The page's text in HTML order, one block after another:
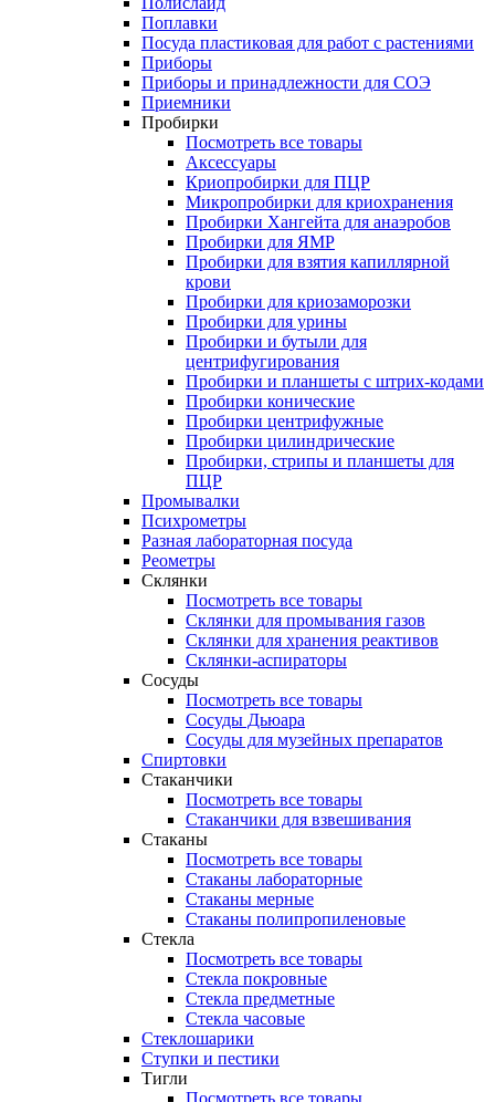
Поплавки
Посуда пластиковая для работ с растениями
Приборы
Приборы и принадлежности для СОЭ
Приемники
Пробирки
Посмотреть все товары
Аксессуары
Криопробирки для ПЦР
Микропробирки для криохранения
Пробирки Хангейта для анаэробов
Пробирки для ЯМР
Пробирки для взятия капиллярной
крови
Пробирки для криозаморозки
Пробирки для урины
Пробирки и бутыли для
центрифугирования
Пробирки и планшеты с штрих-кодами
Пробирки конические
Пробирки центрифужные
Пробирки цилиндрические
Пробирки, стрипы и планшеты для
ПЦР
Промывалки
Психрометры
Разная лабораторная посуда
Реометры
Склянки
Посмотреть все товары
Склянки для промывания газов
Склянки для хранения реактивов
Склянки-аспираторы
Сосуды
Посмотреть все товары
Сосуды Дьюара
Сосуды для музейных препаратов
Спиртовки
Стаканчики
Посмотреть все товары
Стаканчики для взвешивания
Стаканы
Посмотреть все товары
Стаканы лабораторные
Стаканы мерные
Стаканы полипропиленовые
Стекла
Посмотреть все товары
Стекла покровные
Стекла предметные
Стекла часовые
Стеклошарики
Ступки и пестики
Тигли
Посмотреть все товары